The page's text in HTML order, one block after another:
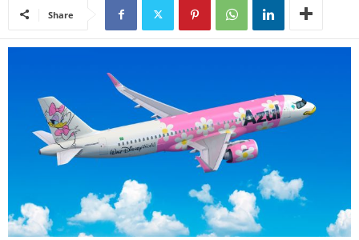
Share